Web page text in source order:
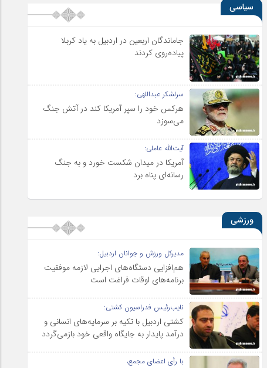
سیاسی
جاماندگان اربعین در اردبیل به یاد کربلا
پیاده‌روی کردند
سرلشکر عبداللهی:
هرکس خود را سپر آمریکا کند در آتش جنگ
می‌سوزد
آیت‌الله عاملی:
آمریکا در میدان شکست خورد و به جنگ
رسانه‌ای پناه برد
ورزشی
مدیرکل ورزش و جوانان اردبیل:
هم‌افزایی دستگاه‌های اجرایی لازمه موفقیت
برنامه‌های اوقات فراغت است
نایب‌رئیس فدراسیون کشتی:
کشتی اردبیل با تکیه بر سرمایه‌های انسانی و
درآمد پایدار به جایگاه واقعی خود بازمی‌گردد
با رأی اعضای مجمع،